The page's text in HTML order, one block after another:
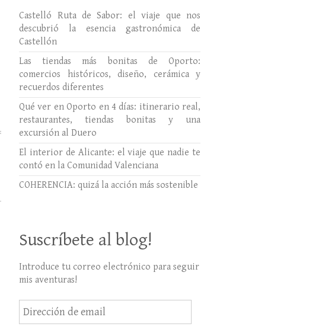
Castelló Ruta de Sabor: el viaje que nos
descubrió la esencia gastronómica de
Castellón
Las tiendas más bonitas de Oporto:
comercios históricos, diseño, cerámica y
recuerdos diferentes
Qué ver en Oporto en 4 días: itinerario real,
restaurantes, tiendas bonitas y una
excursión al Duero
El interior de Alicante: el viaje que nadie te
contó en la Comunidad Valenciana
COHERENCIA: quizá la acción más sostenible
Suscríbete al blog!
Introduce tu correo electrónico para seguir
mis aventuras!
Dirección
de